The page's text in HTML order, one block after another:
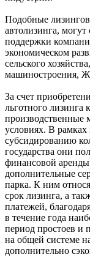
Подобные
автолизинга,
поддержки
экономическом
сельского
машиностроения,
За счет
льготного
производственные
условиях. В
субсидированию
государства они
финансовой
дополнительные
парка. К ним
срок лизинга, а
платежей,
в течение года
период простоев и
на общей системе
дополнительно